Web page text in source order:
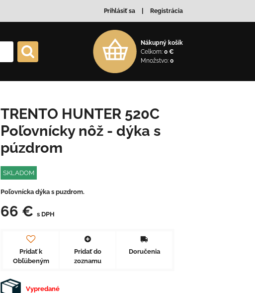
Prihlásiť sa Registrácia
Nákupný košík
Celkom: 0 €
Množstvo: 0
TRENTO HUNTER 520C
Poľovnícky nôž - dýka s
púzdrom
SKLADOM
Poľovnícka dýka s puzdrom.
66 € s DPH
Pridať k
Obľúbeným
Pridať do
zoznamu
Doručenia
Vypredané